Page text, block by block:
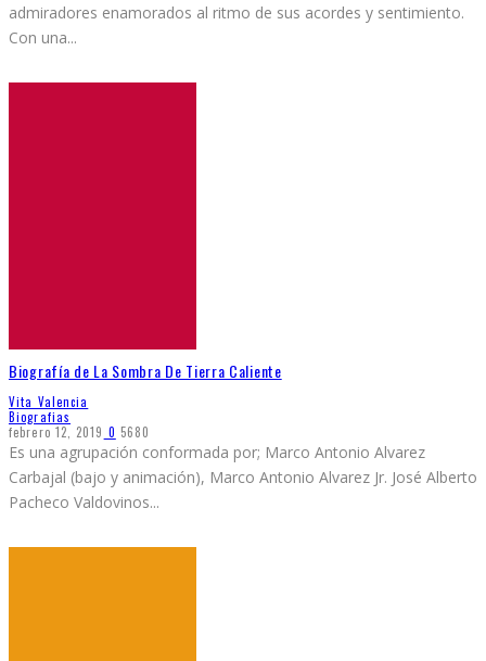
admiradores enamorados al ritmo de sus acordes y sentimiento.
Con una...
Biografía de La Sombra De Tierra Caliente
Vita Valencia
Biografias
febrero 12, 2019 0 5680
Es una agrupación conformada por; Marco Antonio Alvarez
Carbajal (bajo y animación), Marco Antonio Alvarez Jr. José Alberto
Pacheco Valdovinos...